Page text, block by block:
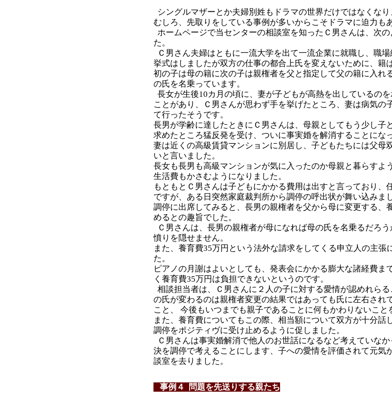
シングルマザーとか夫婦別姓もドラマの世界だけではなくなり
むしろ、先取りをしている事例が多いからこそドラマに迫力も
ホームページで当センターの相談室を知ったＣ男さんは、次
た。
Ｃ男さん夫婦はともに一流大学を出て一流企業に就職し、職場
挙式はしましたが双方の仕事の都合上氏を変えないために、籍
初の子は母の籍に次の子は親権者を父と指定して父の籍に入れ
の氏を名乗っています。
長女が生後10カ月の頃に、妻が子どもが高熱を出しているの
ことがあり、Ｃ男さんが思わず手を挙げたところ、妻は病気の
て行ったそうです。
長男が学齢に達したときにＣ男さんは、母親としてもう少し子
求めたところ猛反発を受け、ついに事実婚を解消することにな
妻は近くの高級賃貸マンションに別居し、子どもたちには父母
いと言いました。
長女も長男も高級マンションが気に入ったのか母親と暮らすよ
生活費もかさむようになりました。
もともとＣ男さんは子どもにかかる費用は出すと言っており、
ですが、ある日突然家庭裁判所から調停の呼出状が舞い込みまし
調停に出席してみると、長男の親権者を父から母に変更する、
めるとの趣旨でした。
Ｃ男さんは、長男の親権者が母になれば母の氏を名乗るだろ
憤りを隠せません。
また、養育費35万円という法外な請求をしてくる申立人の主張
た。
ピアノの月謝はよいとしても、発表会にかかる膨大な諸経費ま
く養育費35万円は負担できないというのです。
相談担当者は、Ｃ男さんに２人の子に対する愛情が認めれら
の氏が変わるのは親権者変更の結果ではあっても氏に左右され
こと、 今後もいつまでも親子であることに何もかわりないこと
また、養育費についてもこの際、相当額について双方が十分話
調停をポジティヴに受け止めるように促しました。
Ｃ男さんは事実婚解消で他人のお世話になるなど考えていな
決を調停で考えることにします、子への愛情を評価されて元気
談室を去りました。
事例４ 問題を先送りする親たち